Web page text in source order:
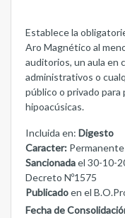
Establece la
Aro Magnético al
auditorios, un aula en
administrativos o
público o privado para
hipoacúsicas.
Incluida en: Digesto
Caracter: Permanente
Sancionadael 30-10-
Decreto Nº1575
Publicadoen el
Fecha de